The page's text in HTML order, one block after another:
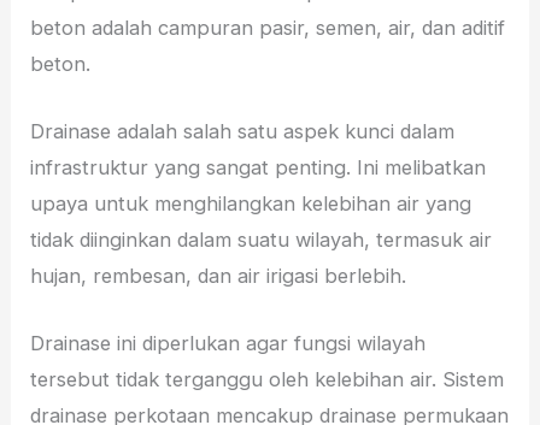
beton adalah campuran pasir, semen, air, dan aditif
beton.
Drainase adalah salah satu aspek kunci dalam
infrastruktur yang sangat penting. Ini melibatkan
upaya untuk menghilangkan kelebihan air yang
tidak diinginkan dalam suatu wilayah, termasuk air
hujan, rembesan, dan air irigasi berlebih.
Drainase ini diperlukan agar fungsi wilayah
tersebut tidak terganggu oleh kelebihan air. Sistem
drainase perkotaan mencakup drainase permukaan